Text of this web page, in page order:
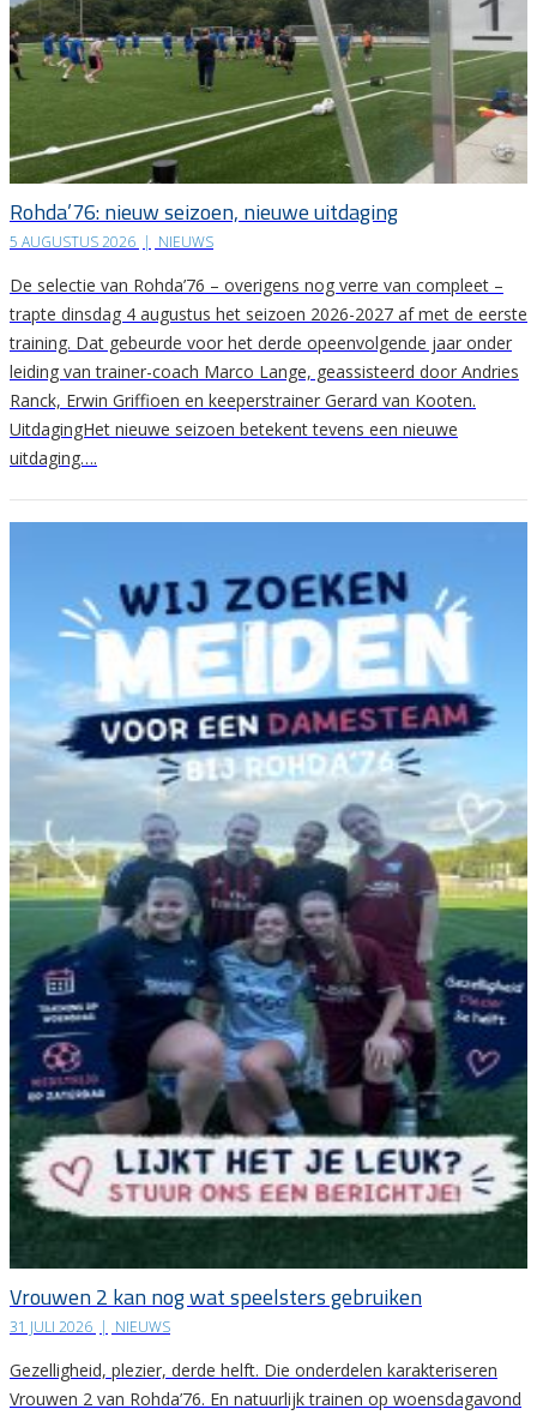
Rohda’76: nieuw seizoen, nieuwe uitdaging
5 AUGUSTUS 2026 | NIEUWS
De selectie van Rohda’76 – overigens nog verre van compleet –
trapte dinsdag 4 augustus het seizoen 2026-2027 af met de eerste
training. Dat gebeurde voor het derde opeenvolgende jaar onder
leiding van trainer-coach Marco Lange, geassisteerd door Andries
Ranck, Erwin Griffioen en keeperstrainer Gerard van Kooten.
UitdagingHet nieuwe seizoen betekent tevens een nieuwe
uitdaging….
Vrouwen 2 kan nog wat speelsters gebruiken
31 JULI 2026 | NIEUWS
Gezelligheid, plezier, derde helft. Die onderdelen karakteriseren
Vrouwen 2 van Rohda’76. En natuurlijk trainen op woensdagavond